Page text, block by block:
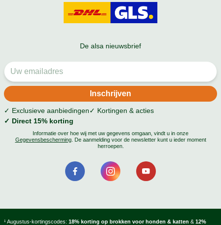
De alsa nieuwsbrief
✓ Exclusieve aanbiedingen✓ Kortingen & acties
✓ Direct 15% korting
Informatie over hoe wij met uw gegevens omgaan, vindt u in onze
Gegevensbescherming. De aanmelding voor de newsletter kunt u ieder moment
herroepen.
¹ Augustus-kortingscodes: 18% korting op brokken voor honden & katten &12%